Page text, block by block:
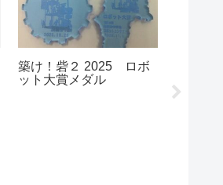
築け！砦２ 2025 ロボ
ット大賞メダル
テスト